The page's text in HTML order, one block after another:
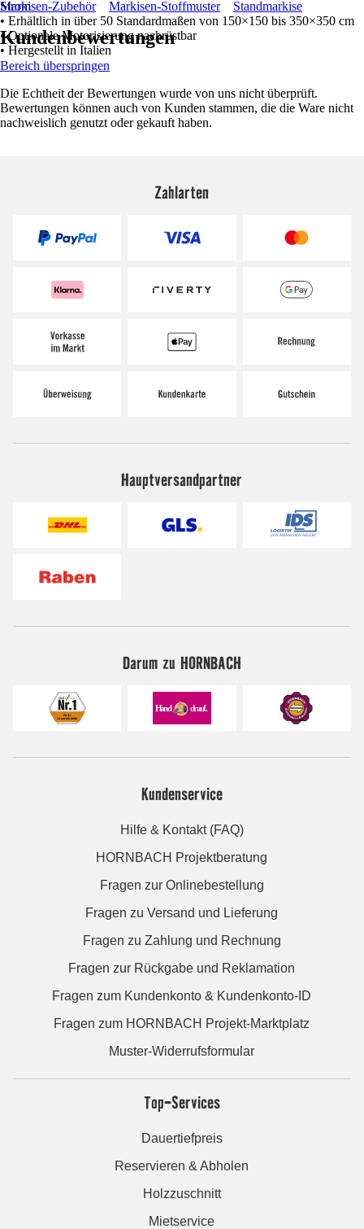
Strom
• Erhältlich in über 50 Standardmaßen von 150×150 bis 350×350 cm
• Optionale Motorisierung nachrüstbar
• Hergestellt in Italien
Markisen-Zubehör Markisen-Stoffmuster Standmarkise
Kundenbewertungen
Bereich überspringen
Die Echtheit der Bewertungen wurde von uns nicht überprüft.
Bewertungen können auch von Kunden stammen, die die Ware nicht
nachweislich genutzt oder gekauft haben.
Zahlarten
Hauptversandpartner
Darum zu HORNBACH
Kundenservice
Hilfe & Kontakt (FAQ)
HORNBACH Projektberatung
Fragen zur Onlinebestellung
Fragen zu Versand und Lieferung
Fragen zu Zahlung und Rechnung
Fragen zur Rückgabe und Reklamation
Fragen zum Kundenkonto & Kundenkonto-ID
Fragen zum HORNBACH Projekt-Marktplatz
Muster-Widerrufsformular
Top-Services
Dauertiefpreis
Reservieren & Abholen
Holzzuschnitt
Mietservice